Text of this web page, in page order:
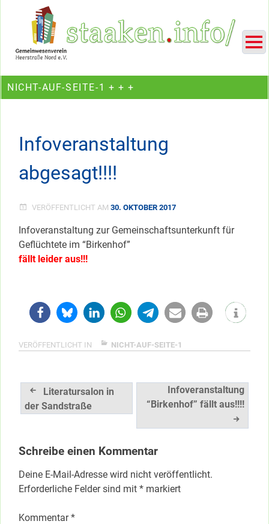
Ein Projekt des Gemeinwesenvereins Heerstraße Nord
NICHT-AUF-SEITE-1 + + +
Infoveranstaltung
abgesagt!!!!
VERÖFFENTLICHT AM 30. OKTOBER 2017
Infoveranstaltung zur Gemeinschaftsunterkunft für
Geflüchtete im “Birkenhof”
fällt leider aus!!!
VERÖFFENTLICHT IN NICHT-AUF-SEITE-1
Beitragsnavigation
Literatursalon in
der Sandstraße
Infoveranstaltung
“Birkenhof” fällt aus!!!!
Schreibe einen Kommentar
Deine E-Mail-Adresse wird nicht veröffentlicht.
Erforderliche Felder sind mit * markiert
Kommentar*